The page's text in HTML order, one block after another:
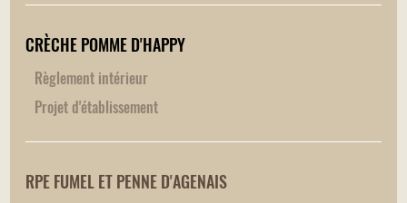
CRÈCHE POMME D'HAPPY
Règlement intérieur
Projet d'établissement
RPE FUMEL ET PENNE D'AGENAIS